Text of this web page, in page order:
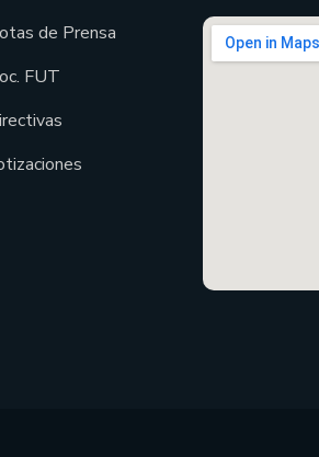
de Prensa
FUT